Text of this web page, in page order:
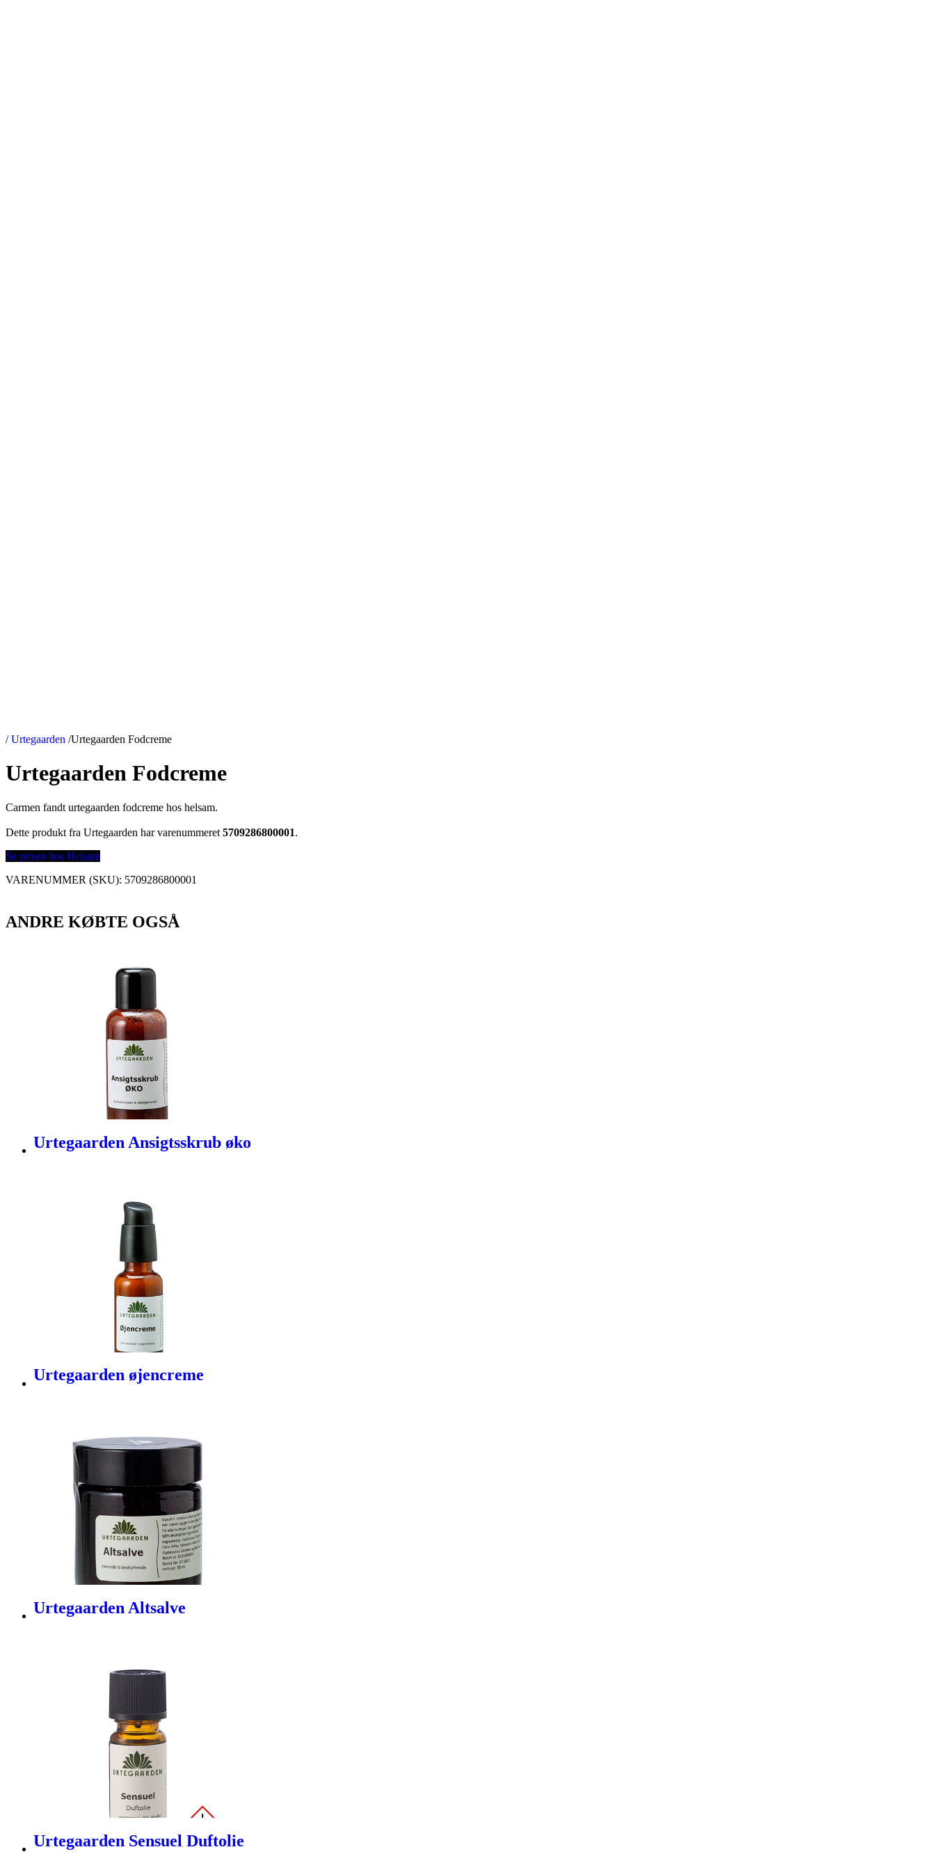
/ Urtegaarden /Urtegaarden Fodcreme
Urtegaarden Fodcreme
Carmen fandt urtegaarden fodcreme hos helsam.
Dette produkt fra Urtegaarden har varenummeret 5709286800001.
Se prisen hos Helsam
VARENUMMER (SKU): 5709286800001
ANDRE KØBTE OGSÅ
Urtegaarden Ansigtsskrub øko
Urtegaarden øjencreme
Urtegaarden Altsalve
Urtegaarden Sensuel Duftolie